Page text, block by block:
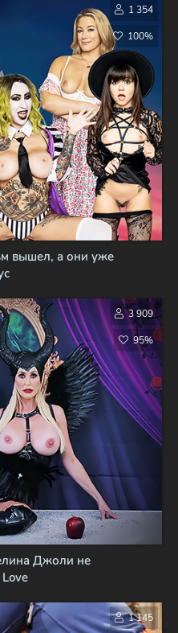
вышел, а они уже
1 354
100%
Джоли не
3 909
95%
1 145